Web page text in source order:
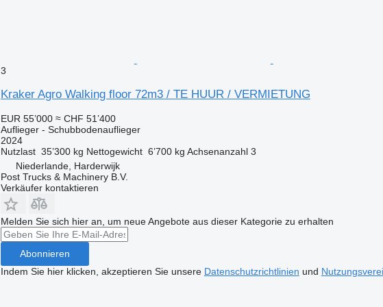
3
Kraker Agro Walking floor 72m3 / TE HUUR / VERMIETUNG
EUR 55’000 ≈ CHF 51’400
Auflieger - Schubbodenauflieger
2024
Nutzlast 35’300 kg Nettogewicht 6’700 kg Achsenanzahl 3
Niederlande, Harderwijk
Post Trucks & Machinery B.V.
Verkäufer kontaktieren
Melden Sie sich hier an, um neue Angebote aus dieser Kategorie zu erhalten
Abonnieren
Indem Sie hier klicken, akzeptieren Sie unsere Datenschutzrichtlinien und